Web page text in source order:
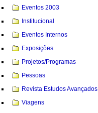
Eventos 2003
Institucional
Eventos Internos
Exposições
Projetos/Programas
Pessoas
Revista Estudos Avançados
Viagens